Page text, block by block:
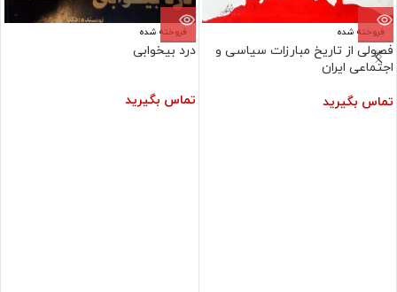
فروخته شده
فصولی از تاریخ مبارزات سیاسی و
اجتماعی ایران
تماس بگیرید
فروخته شده
درد بیخوابی
تماس بگیرید